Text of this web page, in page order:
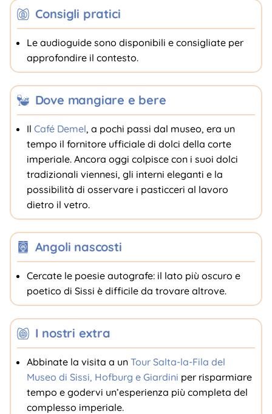
Consigli pratici
Le audioguide sono disponibili e consigliate per
approfondire il contesto.
Dove mangiare e bere
Il Café Demel, a pochi passi dal museo, era un
tempo il fornitore ufficiale di dolci della corte
imperiale. Ancora oggi colpisce con i suoi dolci
tradizionali viennesi, gli interni eleganti e la
possibilità di osservare i pasticceri al lavoro
dietro il vetro.
Angoli nascosti
Cercate le poesie autografe: il lato più oscuro e
poetico di Sissi è difficile da trovare altrove.
I nostri extra
Abbinate la visita a un Tour Salta-la-Fila del
Museo di Sissi, Hofburg e Giardini per risparmiare
tempo e godervi un’esperienza più completa del
complesso imperiale.